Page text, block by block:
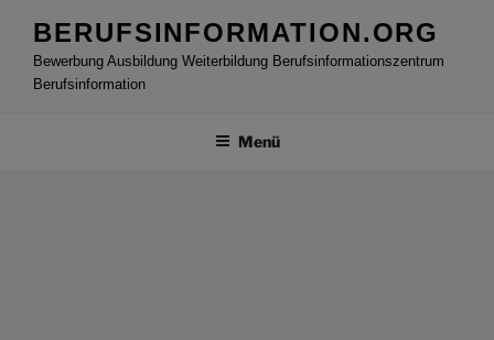
Inhalt
springen
BERUFSINFORMATION.ORG
Bewerbung Ausbildung Weiterbildung Berufsinformationszentrum
Berufsinformation
Menü